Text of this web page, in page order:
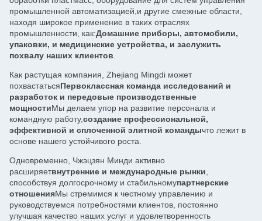
промышленной автоматизацией,и другие смежные области,
находя широкое применение в таких отраслях
промышленности, как:Домашние приборы, автомобили,
упаковки, и медицинские устройства, и заслужить
похвалу наших клиентов
Как растущая компания, Zhejiang Mingdi может
похвастатьсяПервоклассная команда исследований и
разработок и передовые производственные
мощностиМы делаем упор на развитие персонала и
командную работу,создание профессиональной,
эффективной и сплоченной элитной командычто лежит в
основе нашего устойчивого роста.
Одновременно, Чжэцзян Минди активно
расширяетвнутренние и международные рынки
способствуя долгосрочному и стабильномупартнерские
отношенияМы стремимся к честному управлению и
руководствуемся потребностями клиентов, постоянно
улучшая качество наших услуг и удовлетворенность